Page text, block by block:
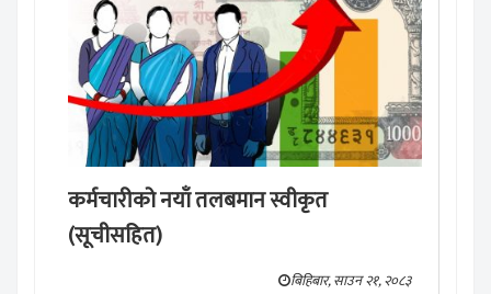
कर्मचारीको नयाँ तलबमान स्वीकृत
(सूचीसहित)
बिहिबार, साउन २१, २०८३